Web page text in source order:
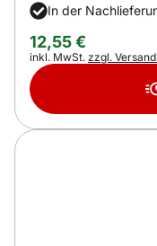
In der
12,55€
Steuerhinweis:
inkl. MwSt. zzgl.